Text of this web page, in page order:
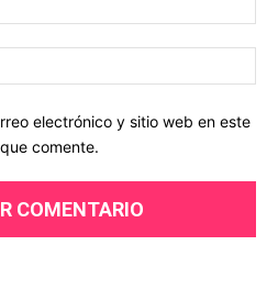
electrónico y sitio web en este
comente.